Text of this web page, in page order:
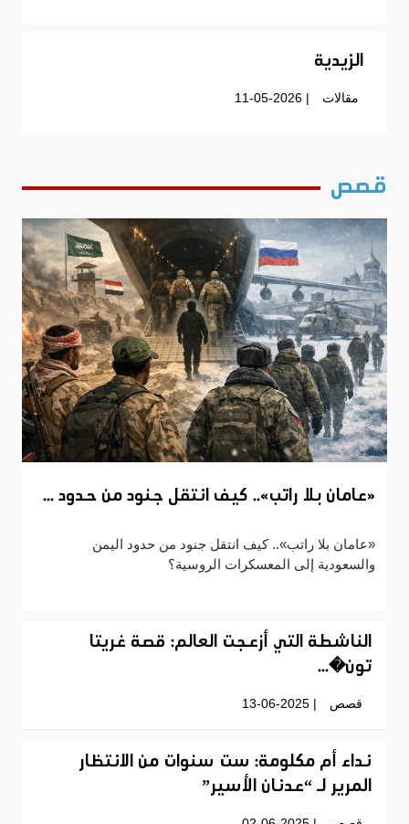
الزيدية
مقالات | 11-05-2026
قصص
«عامان بلا راتب».. كيف انتقل جنود من حدود ...
«عامان بلا راتب».. كيف انتقل جنود من حدود اليمن
والسعودية إلى المعسكرات الروسية؟
الناشطة التي أزعجت العالم: قصة غريتا
تون�...
قصص | 13-06-2025
نداء أم مكلومة: ست سنوات من الانتظار
المرير لـ “عدنان الأسير”